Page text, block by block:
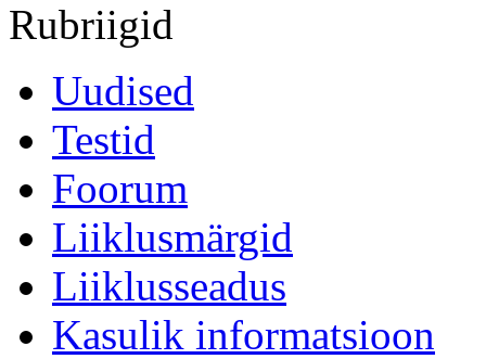
Rubriigid
Uudised
Testid
Foorum
Liiklusmärgid
Liiklusseadus
Kasulik informatsioon